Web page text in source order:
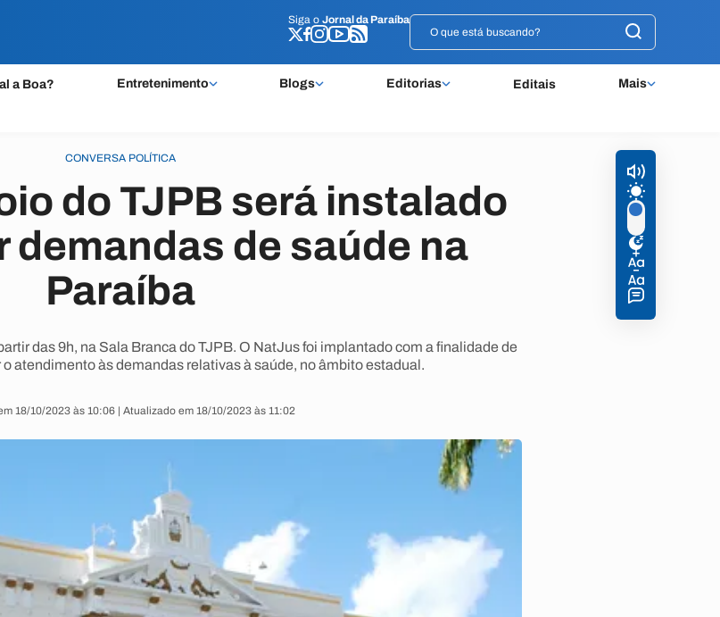
Siga o Jornal da Paraíba
a Boa? Entretenimento Blogs Editorias Editais Mais
Siga o Jornal da Paraíba
CONVERSA POLÍTICA
do TJPB será instalado
demandas de saúde na
Paraíba
das 9h, na Sala Branca do TJPB. O NatJus foi implantado com a finalidade de
atendimento às demandas relativas à saúde, no âmbito estadual.
18/10/2023 às 10:06 | Atualizado em 18/10/2023 às 11:02